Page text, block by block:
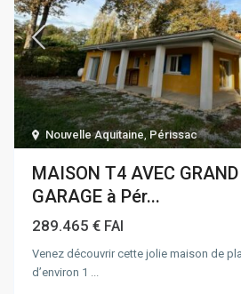
Nouvelle Aquitaine, Périssac
MAISON T4 AVEC
GARAGE à Pér...
289.465 € FAI
Venez découvrir cette jolie maison de
d’environ 1 ...